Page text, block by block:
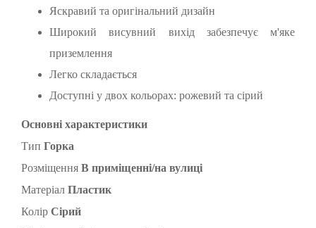
Яскравий та оригінальний дизайн
Широкий висувний вихід забезпечує м'яке
приземлення
Легко складається
Доступні у двох кольорах: рожевий та сірий
Основні характеристики
Тип Горка
Розміщення В приміщенні/на вулиці
Матеріал Пластик
Колір Сірий